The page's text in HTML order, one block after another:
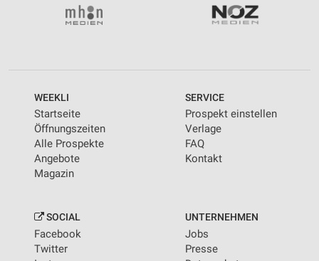
WEEKLI
Startseite
Öffnungszeiten
Alle Prospekte
Angebote
Magazin
SERVICE
Prospekt einstellen
Verlage
FAQ
Kontakt
SOCIAL
Facebook
Twitter
UNTERNEHMEN
Jobs
Presse